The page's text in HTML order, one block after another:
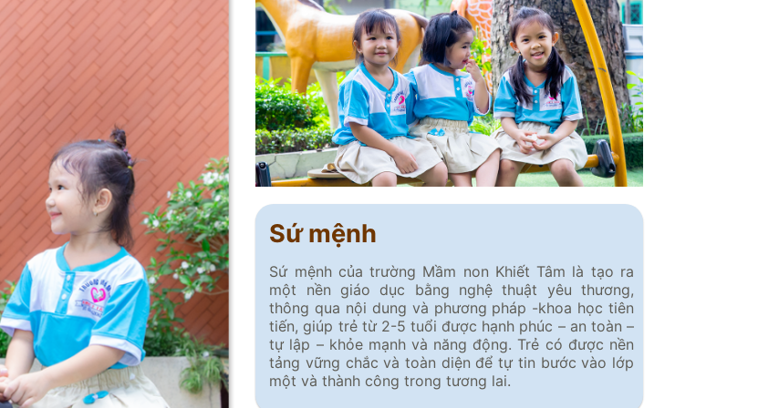
Sứ mệnh
Sứ mệnh của trường Mầm non Khiết Tâm là tạo ra
một nền giáo dục bằng nghệ thuật yêu thương,
thông qua nội dung và phương pháp -khoa học tiên
tiến, giúp trẻ từ 2-5 tuổi được hạnh phúc – an toàn –
tự lập – khỏe mạnh và năng động. Trẻ có được nền
tảng vững chắc và toàn diện để tự tin bước vào lớp
một và thành công trong tương lai.